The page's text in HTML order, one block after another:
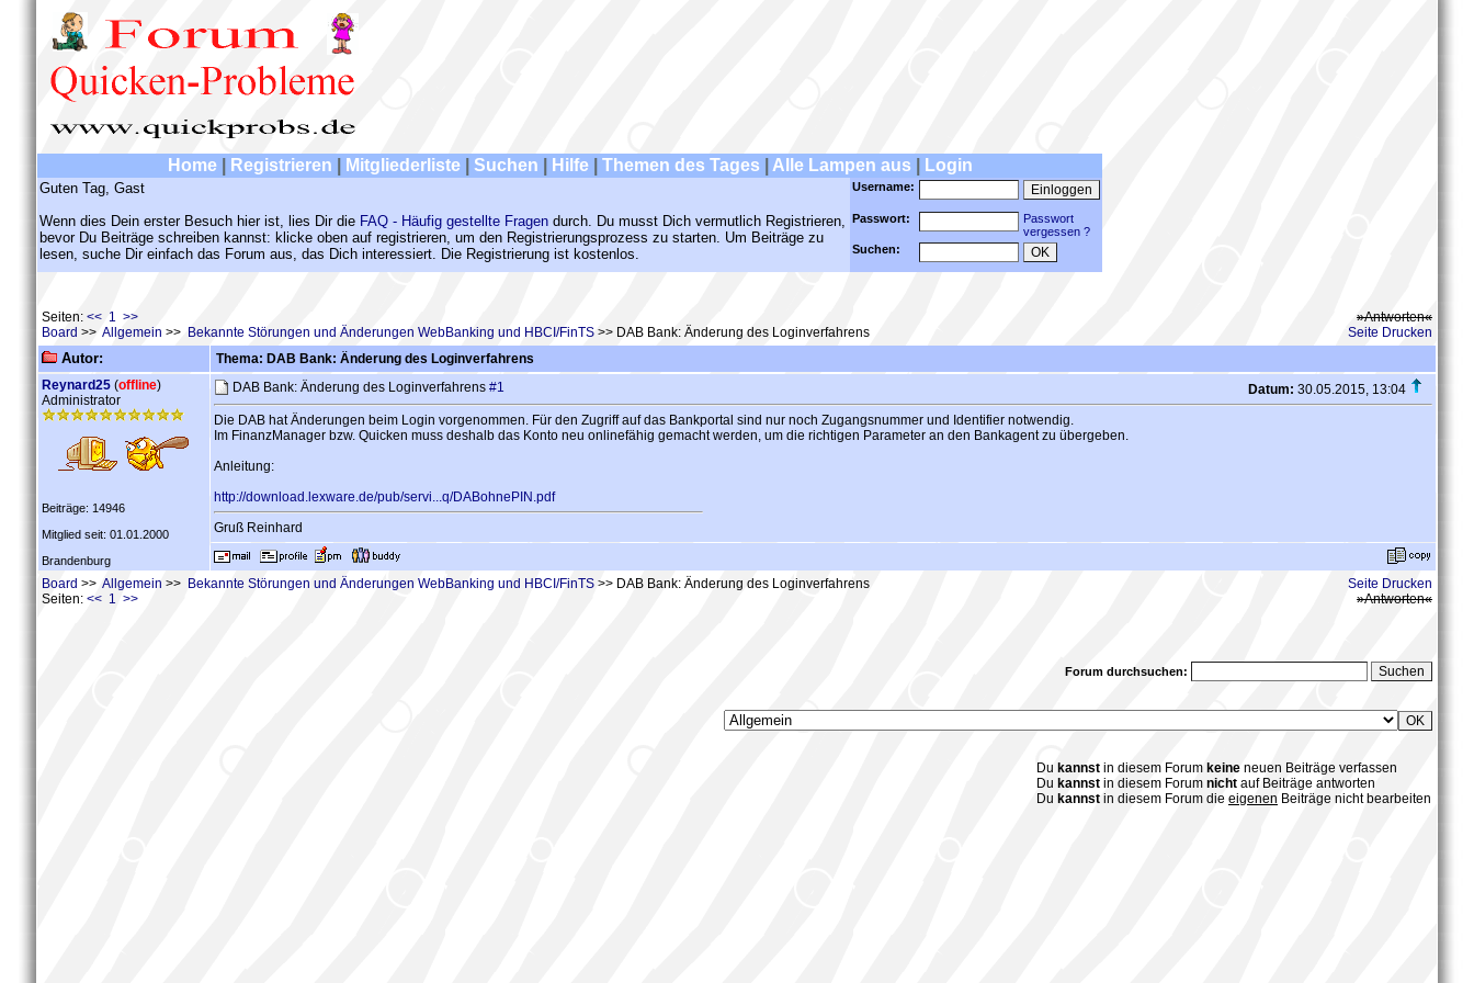
Home Registrieren Mitgliederliste Suchen Hilfe Themen des Tages Alle Lampen aus Login
Guten Tag, Gast
Wenn dies Dein erster Besuch hier ist, lies Dir die FAQ - Häufig gestellte Fragen durch. Du musst Dich vermutlich Registrieren,
bevor Du Beiträge schreiben kannst: klicke oben auf registrieren, um den Registrierungsprozess zu starten. Um Beiträge zu
lesen, suche Dir einfach das Forum aus, das Dich interessiert. Die Registrierung ist kostenlos.
Username:
Passwort:
Passwort
vergessen ?
Suchen:
Seiten: << 1 >>
Board >> Allgemein >> Bekannte Störungen und Änderungen WebBanking und HBCI/FinTS >> DAB Bank: Änderung des Loginverfahrens
»Antworten«
Seite Drucken
Autor:
Thema: DAB Bank: Änderung des Loginverfahrens
Reynard25 (offline)
Administrator
Beiträge: 14946
Mitglied seit: 01.01.2000
Brandenburg
DAB Bank: Änderung des Loginverfahrens #1 Datum: 30.05.2015, 13:04
Die DAB hat Änderungen beim Login vorgenommen. Für den Zugriff auf das Bankportal sind nur noch Zugangsnummer und Identifier notwendig.
Im FinanzManager bzw. Quicken muss deshalb das Konto neu onlinefähig gemacht werden, um die richtigen Parameter an den Bankagent zu übergeben.
Anleitung:
http://download.lexware.de/pub/servi...q/DABohnePIN.pdf
Gruß Reinhard
Board >> Allgemein >> Bekannte Störungen und Änderungen WebBanking und HBCI/FinTS >> DAB Bank: Änderung des Loginverfahrens
Seiten: << 1 >>
Seite Drucken
»Antworten«
Forum durchsuchen:
Du kannst in diesem Forum keine neuen Beiträge verfassen
Du kannst in diesem Forum nicht auf Beiträge antworten
Du kannst in diesem Forum die eigenen Beiträge nicht bearbeiten